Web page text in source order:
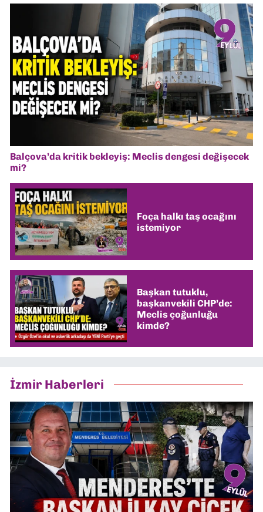
Balçova’da kritik bekleyiş: Meclis dengesi değişecek
mi?
Foça halkı taş ocağını
istemiyor
Başkan tutuklu,
başkanvekili CHP’de:
Meclis çoğunluğu
kimde?
İzmir Haberleri